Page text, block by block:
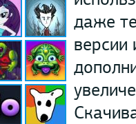
даже